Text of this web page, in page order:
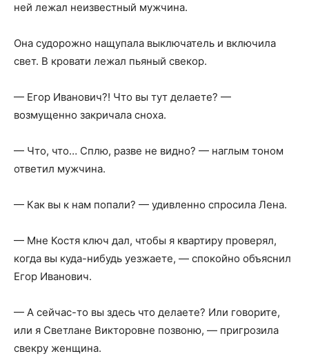
ней лежал неизвестный мужчина.
Она судорожно нащупала выключатель и включила
свет. В кровати лежал пьяный свекор.
— Егор Иванович?! Что вы тут делаете? —
возмущенно закричала сноха.
— Что, что… Сплю, разве не видно? — наглым тоном
ответил мужчина.
— Как вы к нам попали? — удивленно спросила Лена.
— Мне Костя ключ дал, чтобы я квартиру проверял,
когда вы куда-нибудь уезжаете, — спокойно объяснил
Егор Иванович.
— А сейчас-то вы здесь что делаете? Или говорите,
или я Светлане Викторовне позвоню, — пригрозила
свекру женщина.